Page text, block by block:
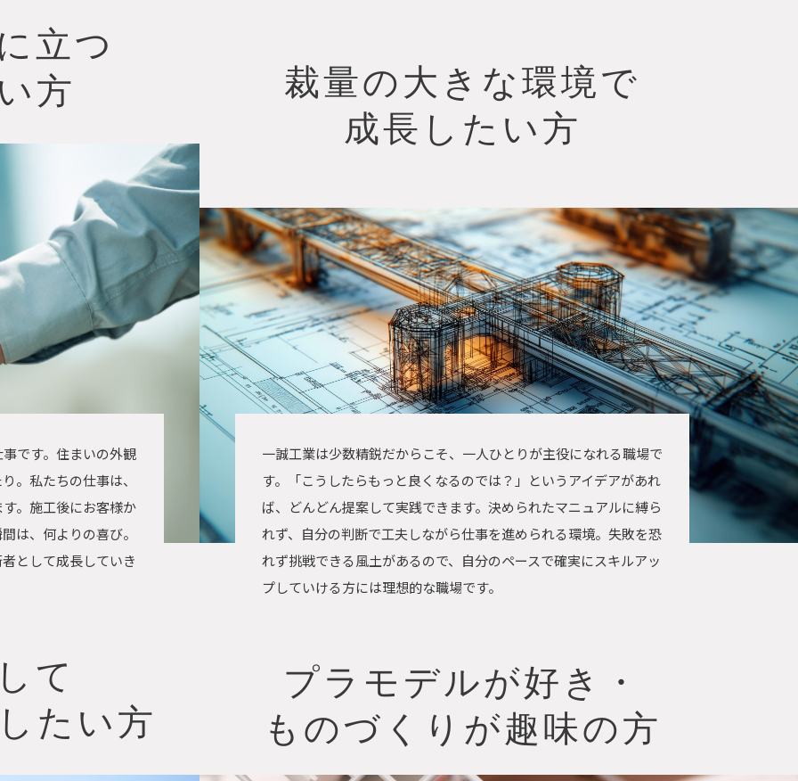
立つ
方
です。住まいの外観
。私たちの仕事は、
。施工後にお客様か
は、何よりの喜び。
として成長していき
裁量の大きな環境で
成長したい方
一誠工業は少数精鋭だからこそ、一人ひとりが主役になれる職場で
す。「こうしたらもっと良くなるのでは？」というアイデアがあれ
ば、どんどん提案して実践できます。決められたマニュアルに縛ら
れず、自分の判断で工夫しながら仕事を進められる環境。失敗を恐
れず挑戦できる風土があるので、自分のペースで確実にスキルアッ
プしていける方には理想的な職場です。
て
たい方
プラモデルが好き・
ものづくりが趣味の方